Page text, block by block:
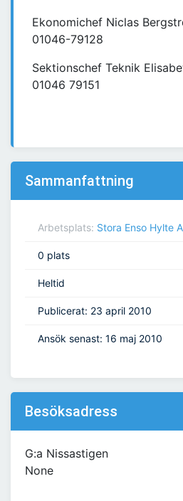
Ekonomichef Niclas
01046-79128
Sektionschef Teknik
01046 79151
Sammanfattning
Arbetsplats: Stora Enso Hylte
0 plats
Heltid
Publicerat: 23 april 2010
Ansök senast: 16 maj 2010
Besöksadress
G:a Nissastigen
None